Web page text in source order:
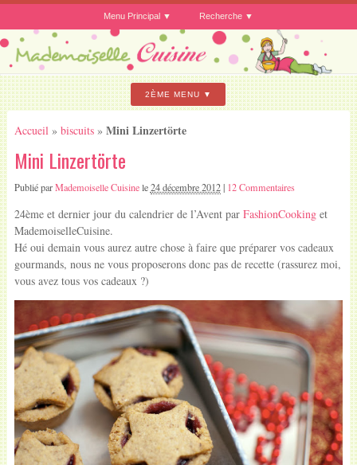
Menu Principal Recherche
2ÈME MENU
Accueil » biscuits» Mini Linzertörte
Mini Linzertörte
Publié parMademoiselle Cuisinele24 décembre 2012| 12 Commentaires
24ème et dernier jour du calendrier de l’Avent par FashionCookinget
MademoiselleCuisine.
Hé oui demain vous aurez autre chose à faire que préparer vos cadeaux
gourmands, nous ne vous proposerons donc pas de recette (rassurez moi,
vous avez tous vos cadeaux ?)